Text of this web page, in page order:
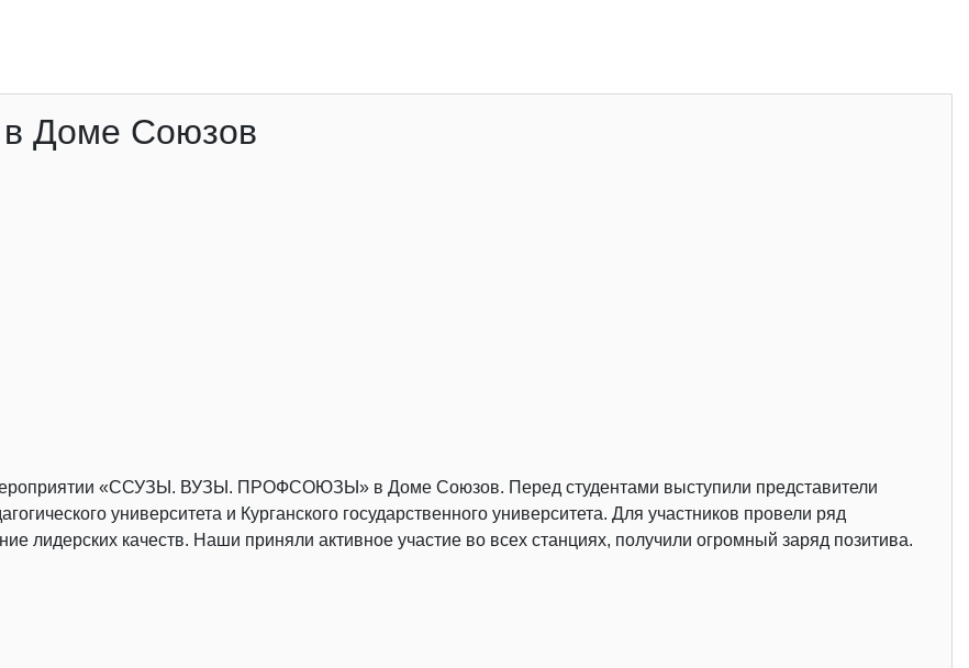
в Доме Союзов
«ССУЗЫ. ВУЗЫ. ПРОФСОЮЗЫ» в Доме Союзов. Перед студентами выступили представители
университета и Курганского государственного университета. Для участников провели ряд
лидерских качеств. Наши приняли активное участие во всех станциях, получили огромный заряд позитива.